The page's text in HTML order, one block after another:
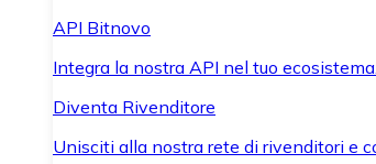
API Bitnovo
Integra la nostra API nel tuo ecosistema.
Diventa Rivenditore
Unisciti alla nostra rete di rivenditori e